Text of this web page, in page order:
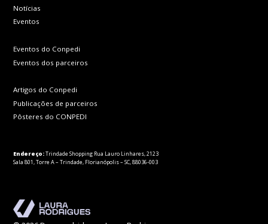
Notícias
Eventos
Eventos do Conpedi
Eventos dos parceiros
Artigos do Conpedi
Publicações de parceiros
Pôsteres do CONPEDI
Endereço:Trindade Shopping Rua Lauro Linhares, 2123
Sala 801, Torre A – Trindade, Florianópolis – SC, 88036-003